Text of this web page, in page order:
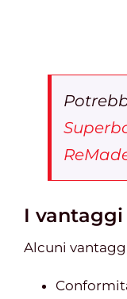
I
Alcuni